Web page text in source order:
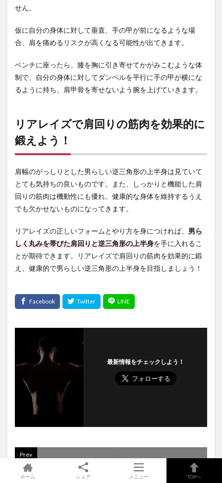
せん。
仮に自分の身体に対して垂直、手の甲が前になるような場
合、肩を痛めるリスクが高くなる可能性が出てきます。
ベンチに座ったら、膝を胸に引き寄せてかがみこむような体
制で、自分の身体に対してダンベルを平行に手の甲が横にな
るように持ち、肩甲骨を寄せないよう腕を上げていきます。
リアレイズで肩回りの筋肉を効果的に
鍛えよう！
肩幅のがっしりとした男らしい逆三角形の上半身は見ていて
とても気持ちの良いものです。また、しっかりと機能した肩
回りの筋肉は機動性にも優れ、健康的な身体を維持するうえ
でも欠かせないものになってきます。
リアレイズの正しいフォームとやり方を身につければ、 男ら
しく丸みを帯びた肩回りと逆三角形の上半身を手に入れるこ
とが期待できます。リアレイズで肩回りの筋肉を効果的に鍛
え、健康的で男らしい逆三角形の上半身を目指しましょう！
最新情報をチェックしよう！
Prev
ホーム シェア メニュー TOPへ